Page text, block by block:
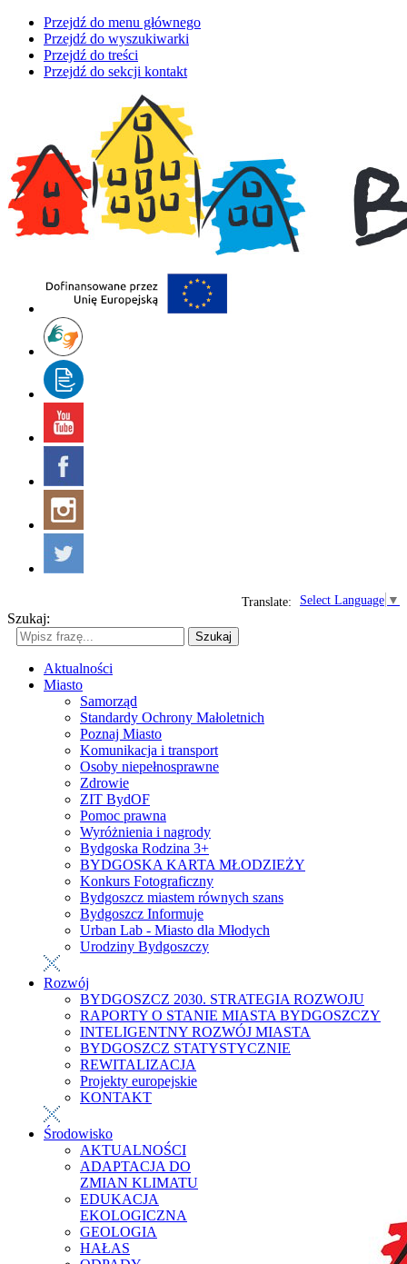
Przejdź do menu głównego
Przejdź do wyszukiwarki
Przejdź do treści
Przejdź do sekcji kontakt
Select Language ▼
Translate:
Szukaj:
Szukaj
Aktualności
Miasto
Samorząd
Standardy Ochrony Małoletnich
Poznaj Miasto
Komunikacja i transport
Osoby niepełnosprawne
Zdrowie
ZIT BydOF
Pomoc prawna
Wyróżnienia i nagrody
Bydgoska Rodzina 3+
BYDGOSKA KARTA MŁODZIEŻY
Konkurs Fotograficzny
Bydgoszcz miastem równych szans
Bydgoszcz Informuje
Urban Lab - Miasto dla Młodych
Urodziny Bydgoszczy
Rozwój
BYDGOSZCZ 2030. STRATEGIA ROZWOJU
RAPORTY O STANIE MIASTA BYDGOSZCZY
INTELIGENTNY ROZWÓJ MIASTA
BYDGOSZCZ STATYSTYCZNIE
REWITALIZACJA
Projekty europejskie
KONTAKT
Środowisko
AKTUALNOŚCI
ADAPTACJA DO
ZMIAN KLIMATU
EDUKACJA
EKOLOGICZNA
GEOLOGIA
HAŁAS